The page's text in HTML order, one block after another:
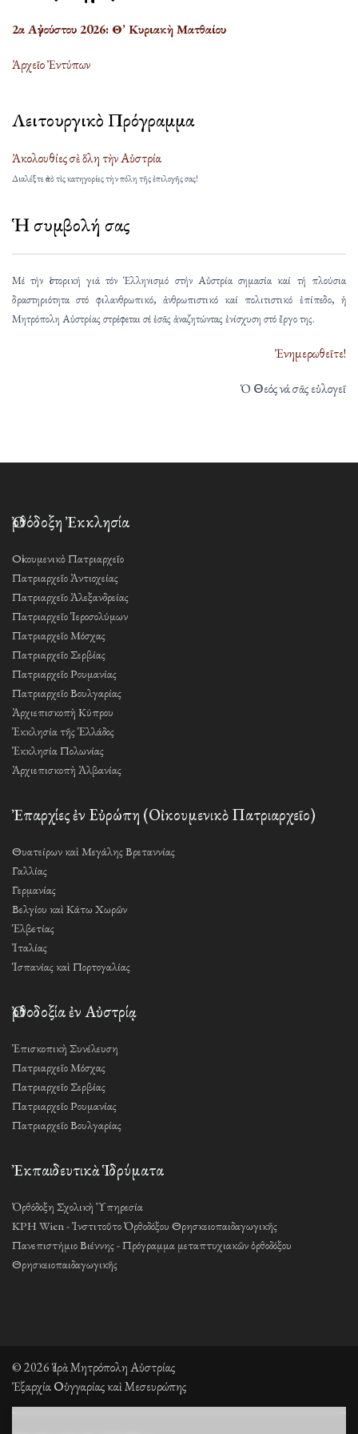
2α Αὐγούστου 2026: Θ’ Κυριακὴ Ματθαίου
Ἀρχεῖο Ἐντύπων
Λειτουργικὸ Πρόγραμμα
Ἀκολουθίες σὲ ὅλη τὴν Αὐστρία
Διαλέξτε ἀπὸ τὶς κατηγορίες τὴν πόλη τῆς ἐπιλογῆς σας!
Ἡ συμβολή σας
Μέ τήν ἱστορική γιά τόν Ἑλληνισμό στήν Αὐστρία σημασία καί τή πλούσια
δραστηριότητα στό φιλανθρωπικό, ἀνθρωπιστικό καί πολιτιστικό ἐπίπεδο, ἡ
Μητρόπολη Αὐστρίας στρέφεται σέ ἐσᾶς ἀναζητώντας ἐνίσχυση στό ἔργο της.
Ἐνημερωθεῖτε!
Ὁ Θεός νά σᾶς εὐλογεῖ
Ὀρθόδοξη Ἐκκλησία
Οἰκουμενικὸ Πατριαρχεῖο
Πατριαρχεῖο Ἀντιοχείας
Πατριαρχεῖο Ἀλεξανδρείας
Πατριαρχεῖο Ἱεροσολύμων
Πατριαρχεῖο Μόσχας
Πατριαρχεῖο Σερβίας
Πατριαρχεῖο Ρουμανίας
Πατριαρχεῖο Βουλγαρίας
Ἀρχιεπισκοπὴ Κύπρου
Ἐκκλησία τῆς Ἑλλάδος
Ἐκκλησία Πολωνίας
Ἀρχιεπισκοπὴ Ἀλβανίας
Ἐπαρχίες ἐν Εὐρώπη (Οἰκουμενικὸ Πατριαρχεῖο)
Θυατείρων καὶ Μεγάλης Βρεταννίας
Γαλλίας
Γερμανίας
Βελγίου καὶ Κάτω Χωρῶν
Ἑλβετίας
Ἰταλίας
Ἱσπανίας καὶ Πορτογαλίας
Ὀρθοδοξία ἐν Αὐστρίᾳ
Ἐπισκοπικὴ Συνέλευση
Πατριαρχεῖο Μόσχας
Πατριαρχεῖο Σερβίας
Πατριαρχεῖο Ρουμανίας
Πατριαρχεῖο Βουλγαρίας
Ἐκπαιδευτικὰ Ἱδρύματα
Ὀρθόδοξη Σχολικὴ Ὑπηρεσία
KPH Wien - Ἰνστιτοῦτο Ὀρθοδόξου Θρησκειοπαιδαγωγικῆς
Πανεπιστήμιο Βιέννης - Πρόγραμμα μεταπτυχιακῶν ὀρθοδόξου
Θρησκειοπαιδαγωγικῆς
© 2026 Ἱερὰ Μητρόπολη Αὐστρίας
Ἐξαρχία Οὑγγαρίας καὶ Μεσευρώπης